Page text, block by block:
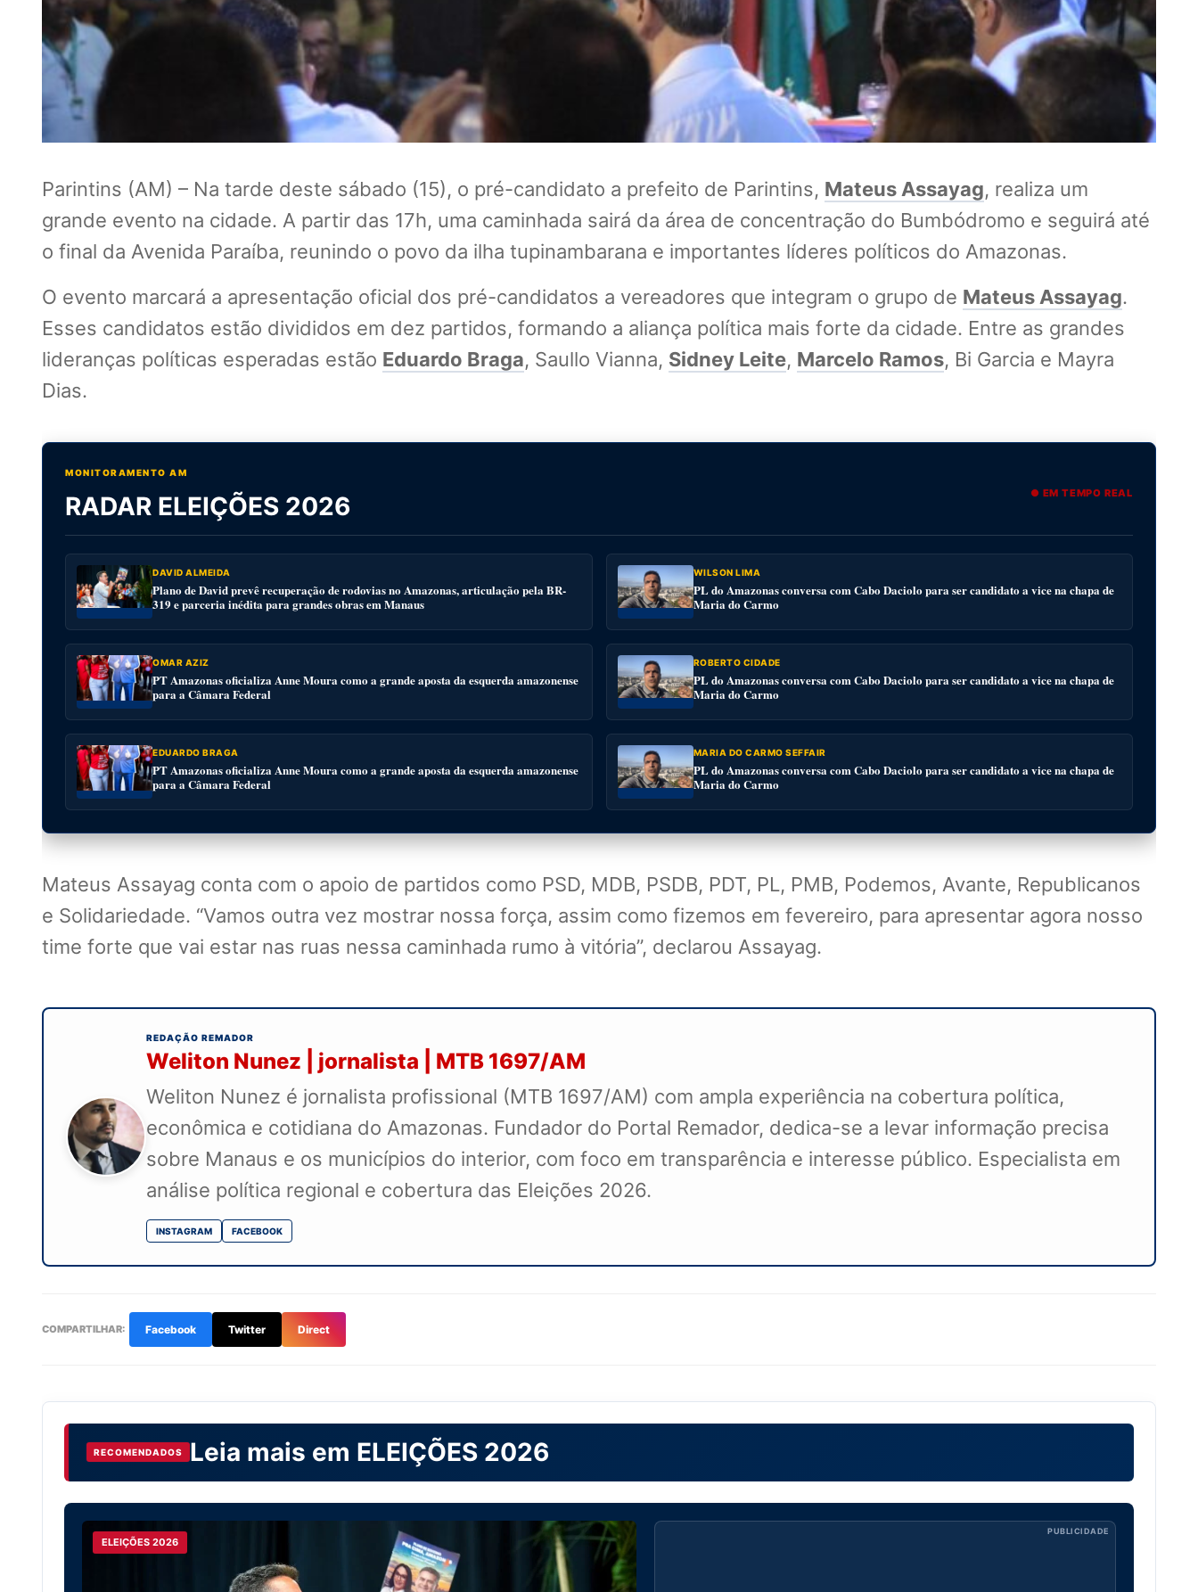
Parintins (AM) – Na tarde deste sábado (15), o pré-candidato a prefeito de Parintins, Mateus Assayag, realiza um
grande evento na cidade. A partir das 17h, uma caminhada sairá da área de concentração do Bumbódromo e seguirá até
o final da Avenida Paraíba, reunindo o povo da ilha tupinambarana e importantes líderes políticos do Amazonas.
O evento marcará a apresentação oficial dos pré-candidatos a vereadores que integram o grupo de Mateus Assayag.
Esses candidatos estão divididos em dez partidos, formando a aliança política mais forte da cidade. Entre as grandes
lideranças políticas esperadas estão Eduardo Braga, Saullo Vianna, Sidney Leite, Marcelo Ramos, Bi Garcia e Mayra
Dias.
MONITORAMENTO AM
RADAR ELEIÇÕES 2026 ● EM TEMPO REAL
DAVID ALMEIDA
Plano de David prevê recuperação de rodovias no Amazonas, articulação pela BR-
319 e parceria inédita para grandes obras em Manaus
WILSON LIMA
PL do Amazonas conversa com Cabo Daciolo para ser candidato a vice na chapa de
Maria do Carmo
OMAR AZIZ
PT Amazonas oficializa Anne Moura como a grande aposta da esquerda amazonense
para a Câmara Federal
ROBERTO CIDADE
PL do Amazonas conversa com Cabo Daciolo para ser candidato a vice na chapa de
Maria do Carmo
EDUARDO BRAGA
PT Amazonas oficializa Anne Moura como a grande aposta da esquerda amazonense
para a Câmara Federal
MARIA DO CARMO SEFFAIR
PL do Amazonas conversa com Cabo Daciolo para ser candidato a vice na chapa de
Maria do Carmo
Mateus Assayag conta com o apoio de partidos como PSD, MDB, PSDB, PDT, PL, PMB, Podemos, Avante, Republicanos
e Solidariedade. “Vamos outra vez mostrar nossa força, assim como fizemos em fevereiro, para apresentar agora nosso
time forte que vai estar nas ruas nessa caminhada rumo à vitória”, declarou Assayag.
REDAÇÃO REMADOR
Weliton Nunez | jornalista | MTB 1697/AM
Weliton Nunez é jornalista profissional (MTB 1697/AM) com ampla experiência na cobertura política,
econômica e cotidiana do Amazonas. Fundador do Portal Remador, dedica-se a levar informação precisa
sobre Manaus e os municípios do interior, com foco em transparência e interesse público. Especialista em
análise política regional e cobertura das Eleições 2026.
INSTAGRAM FACEBOOK
COMPARTILHAR: Facebook Twitter Direct
RECOMENDADOS Leia mais em ELEIÇÕES 2026
ELEIÇÕES 2026
PUBLICIDADE